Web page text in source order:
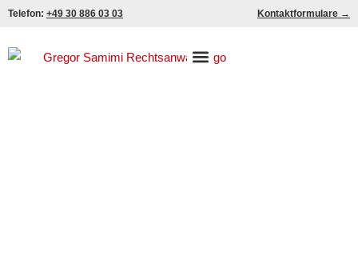
Zum
springen
Telefon: +49 30 886 03 03 Kontaktformulare →